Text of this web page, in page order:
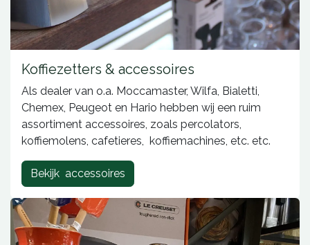
Koffiezetters & accessoires
Als dealer van o.a. Moccamaster, Wilfa, Bialetti,
Chemex, Peugeot en Hario hebben wij een ruim
assortiment accessoires, zoals percolators,
koffiemolens, cafetieres, koffiemachines, etc. etc.
Bekijk accessoires